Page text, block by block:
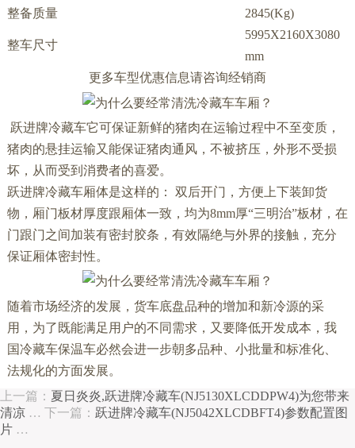
整备质量
2845(Kg)
整车尺寸
5995X2160X3080
mm
更多车型优惠信息请咨询经销商
跃进牌冷藏车它可保证新鲜的猪肉在运输过程中不至变质，
猪肉的悬挂运输又能保证猪肉通风，不被挤压，外形不受损
坏，从而受到消费者的喜爱。
跃进牌冷藏车厢体是这样的： 双后开门，方便上下装卸货
物，厢门板材厚度跟厢体一致，均为8mm厚“三明治”板材，在
门跟门之间加装有密封胶条，有效隔绝与外界的接触，充分
保证厢体密封性。
随着市场经济的发展，货车底盘品种的增加和新冷源的采
用，为了既能满足用户的不同需求，又要降低开发成本，我
国冷藏车保温车必然会进一步朝多品种、小批量和标准化、
法规化的方面发展。
上一篇： 夏日炎炎,跃进牌冷藏车(NJ5130XLCDDPW4)为您带来
清凉 … 下一篇： 跃进牌冷藏车(NJ5042XLCDBFT4)参数配置图
片 …